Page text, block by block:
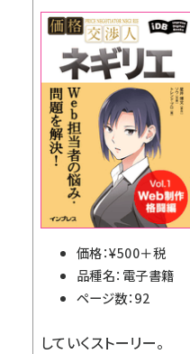
価格：¥500＋税
品種名：電子書籍
ページ数：92
していくストーリー。